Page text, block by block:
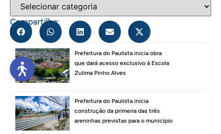
Compartilhe:
Prefeitura do Paulista inicia obra
que dará acesso exclusivo à Escola
Zulima Pinho Alves
Prefeitura do Paulista inicia
construção da primeira das três
areninhas previstas para o município